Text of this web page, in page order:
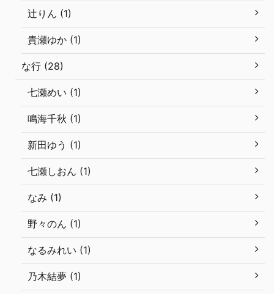
辻りん (1)
貴瀬ゆか (1)
な行 (28)
七瀬めい (1)
鳴海千秋 (1)
新田ゆう (1)
七瀬しおん (1)
なみ (1)
野々のん (1)
なるみれい (1)
乃木結夢 (1)